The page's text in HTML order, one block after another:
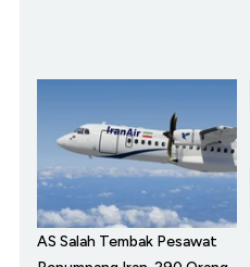
AS Salah Tembak Pesawat